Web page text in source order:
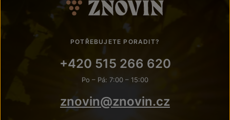
POTŘEBUJETE PORADIT?
+420 515 266 620
Po – Pá: 7:00 – 15:00
znovin@znovin.cz